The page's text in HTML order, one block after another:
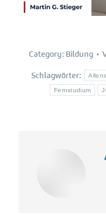
Category: Bildung
Schlagwörter:
Fernstudium